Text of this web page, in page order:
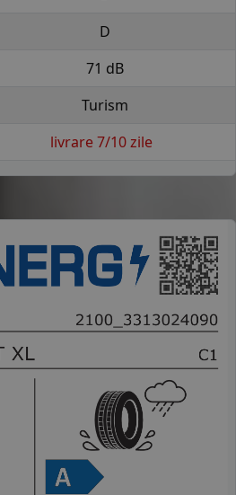
D
71 dB
Turism
livrare 7/10 zile